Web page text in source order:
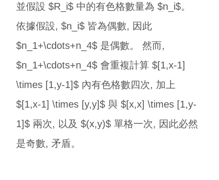
並假設 $R_i$ 中的有色格數量為 $n_i$。
依據假設, $n_i$ 皆為偶數, 因此
$n_1+\cdots+n_4$ 是偶數。 然而,
$n_1+\cdots+n_4$ 會重複計算 $[1,x-1]
\times [1,y-1]$ 內有色格數四次, 加上
$[1,x-1] \times [y,y]$ 與 $[x,x] \times [1,y-
1]$ 兩次, 以及 $(x,y)$ 單格一次, 因此必然
是奇數, 矛盾。